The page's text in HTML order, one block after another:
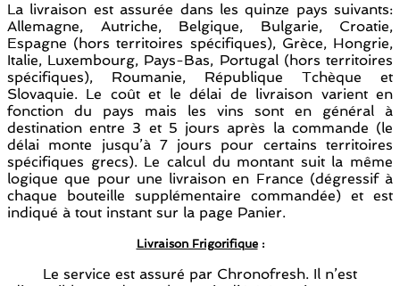
La livraison est assurée dans les quinze pays suivants:
Allemagne, Autriche, Belgique, Bulgarie, Croatie,
Espagne (hors territoires spécifiques), Grèce, Hongrie,
Italie, Luxembourg, Pays-Bas, Portugal (hors territoires
spécifiques), Roumanie, République Tchèque et
Slovaquie. Le coût et le délai de livraison varient en
fonction du pays mais les vins sont en général à
destination entre 3 et 5 jours après la commande (le
délai monte jusqu’à 7 jours pour certains territoires
spécifiques grecs). Le calcul du montant suit la même
logique que pour une livraison en France (dégressif à
chaque bouteille supplémentaire commandée) et est
indiqué à tout instant sur la page Panier.
Livraison Frigorifique:
Le service est assuré par Chronofresh. Il n’est